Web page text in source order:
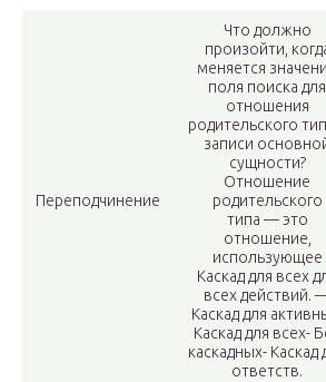
Переподчинение
Что должно
произойти,
меняется
поля поиска для
отношения
родительского
записи
сущности?
Отношение
родительского
типа — это
отношение,
использующее
Каскад для всех
всех действий.
Каскад для
Каскад для всех-
каскадных- Каскад
ответств.